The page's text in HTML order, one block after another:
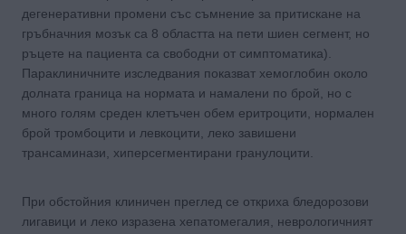
дегенеративни промени със съмнение за притискане на
гръбначния мозък са 8 областта на пети шиен сегмент, но
ръцете на пациента са свободни от симптоматика).
Параклиничните изследвания показват хемоглобин около
долната граница на нормата и намалени по брой, но с
много голям среден клетъчен обем еритроцити, нормален
брой тромбоцити и левкоцити, леко завишени
трансаминази, хиперсегментирани гранулоцити.
При обстойния клиничен преглед се откриха бледорозови
лигавици и леко изразена хепатомегалия, неврологичният